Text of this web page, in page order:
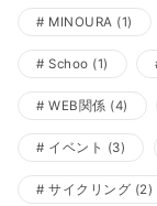
MINOURA (1)
Schoo (1)
WEB関係 (4)
イベント (3)
サイクリング (2)